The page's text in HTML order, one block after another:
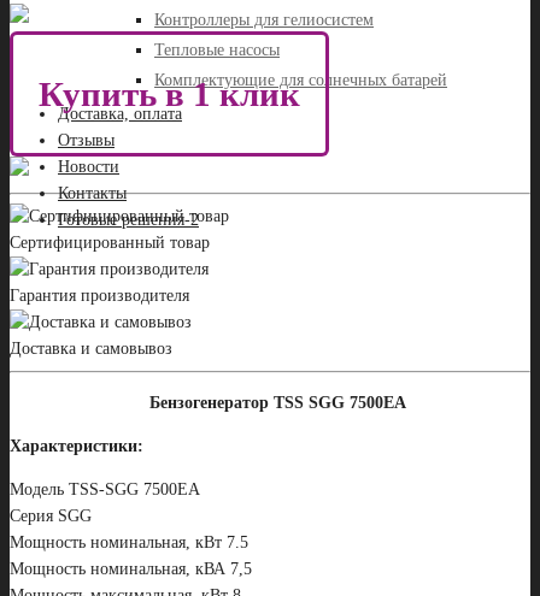
Контроллеры для гелиосистем
Тепловые насосы
Комплектующие для солнечных батарей
Доставка, оплата
Отзывы
Новости
Контакты
Готовые решения-2
Купить в 1 клик
Сертифицированный товар
Гарантия производителя
Доставка и самовывоз
Бензогенератор TSS SGG 7500ЕA
Характеристики:
Модель TSS-SGG 7500ЕA
Серия SGG
Мощность номинальная, кВт 7.5
Мощность номинальная, кВА 7,5